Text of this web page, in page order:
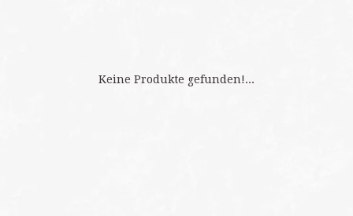
Keine Produkte gefunden!...